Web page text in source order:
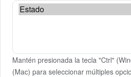
Mantén presionada la tecla "Ctrl"
(Mac) para seleccionar múltiples